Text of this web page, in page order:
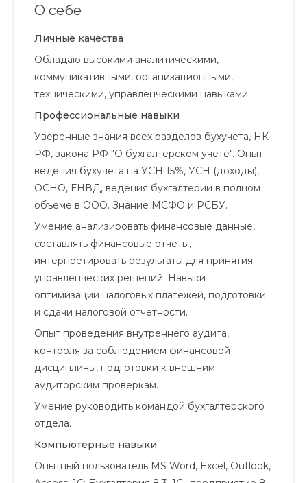
О себе
Личные качества
Обладаю высокими аналитическими,
коммуникативными, организационными,
техническими, управленческими навыками.
Профессиональные навыки
Уверенные знания всех разделов бухучета, НК
РФ, закона РФ "О бухгалтерском учете". Опыт
ведения бухучета на УСН 15%, УСН (доходы),
ОСНО, ЕНВД, ведения бухгалтерии в полном
объеме в ООО. Знание МСФО и РСБУ.
Умение анализировать финансовые данные,
составлять финансовые отчеты,
интерпретировать результаты для принятия
управленческих решений. Навыки
оптимизации налоговых платежей, подготовки
и сдачи налоговой отчетности.
Опыт проведения внутреннего аудита,
контроля за соблюдением финансовой
дисциплины, подготовки к внешним
аудиторским проверкам.
Умение руководить командой бухгалтерского
отдела.
Компьютерные навыки
Опытный пользователь MS Word, Excel, Outlook,